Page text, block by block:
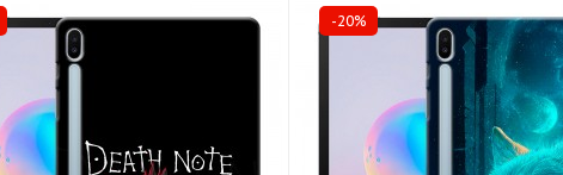
-20%